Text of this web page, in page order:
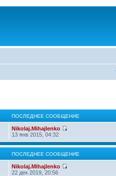
ПОСЛЕДНЕЕ СООБЩЕНИЕ
Nikolaj.Mihajlenko
13 янв 2015, 04:32
ПОСЛЕДНЕЕ СООБЩЕНИЕ
Nikolaj.Mihajlenko
22 дек 2019, 20:56